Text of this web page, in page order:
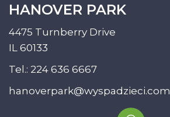
HANOVER PARK
4475 Turnberry Drive
IL 60133
Tel.: 224 636 6667
hanoverpark@wyspadzieci.com